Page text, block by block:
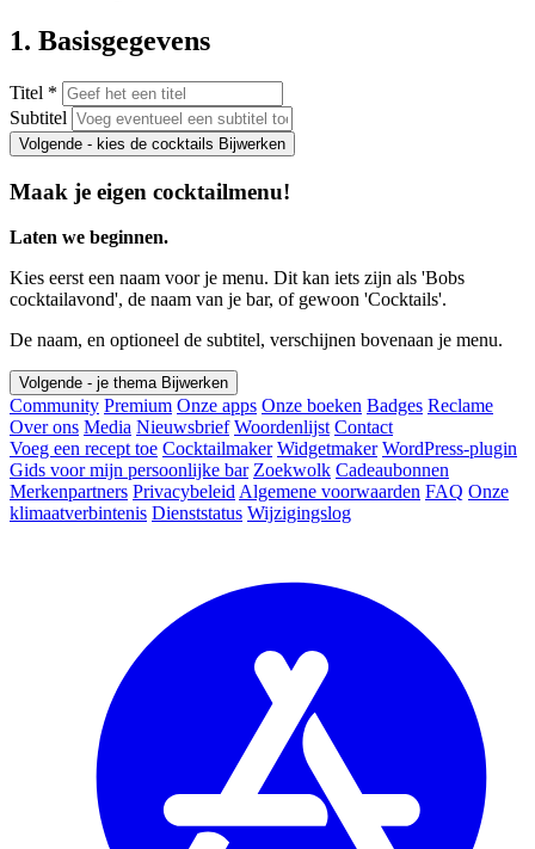
1. Basisgegevens
Titel *
Subtitel
Volgende - kies de cocktails Bijwerken
Maak je eigen cocktailmenu!
Laten we beginnen.
Kies eerst een naam voor je menu. Dit kan iets zijn als 'Bobs
cocktailavond', de naam van je bar, of gewoon 'Cocktails'.
De naam, en optioneel de subtitel, verschijnen bovenaan je menu.
Volgende - je thema Bijwerken
Community Premium Onze apps Onze boeken Badges Reclame
Over ons Media Nieuwsbrief Woordenlijst Contact
Voeg een recept toe Cocktailmaker Widgetmaker WordPress-plugin
Gids voor mijn persoonlijke bar Zoekwolk Cadeaubonnen
Merkenpartners Privacybeleid Algemene voorwaarden FAQ Onze
klimaatverbintenis Dienststatus Wijzigingslog